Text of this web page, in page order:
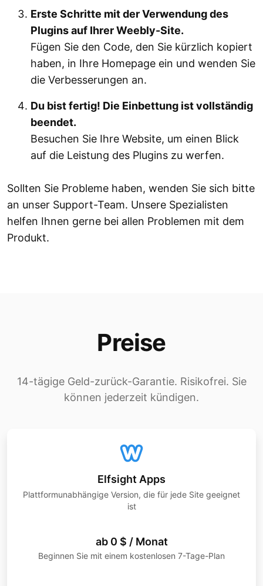
Erste Schritte mit der Verwendung des
Plugins auf Ihrer Weebly-Site.
Fügen Sie den Code, den Sie kürzlich kopiert
haben, in Ihre Homepage ein und wenden Sie
die Verbesserungen an.
Du bist fertig! Die Einbettung ist vollständig
beendet.
Besuchen Sie Ihre Website, um einen Blick
auf die Leistung des Plugins zu werfen.
Sollten Sie Probleme haben, wenden Sie sich bitte
an unser Support-Team. Unsere Spezialisten
helfen Ihnen gerne bei allen Problemen mit dem
Produkt.
Preise
14-tägige Geld-zurück-Garantie. Risikofrei. Sie
können jederzeit kündigen.
Elfsight Apps
Plattformunabhängige Version, die für jede Site geeignet
ist
ab 0 $ / Monat
Beginnen Sie mit einem kostenlosen 7-Tage-Plan